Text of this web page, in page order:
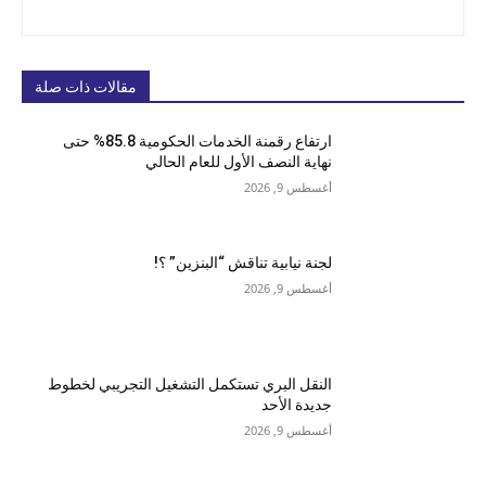
مقالات ذات صلة
ارتفاع رقمنة الخدمات الحكومية 85.8% حتى
نهاية النصف الأول للعام الحالي
أغسطس 9, 2026
لجنة نيابية تناقش “البنزين” ؟!
أغسطس 9, 2026
النقل البري تستكمل التشغيل التجريبي لخطوط
جديدة الأحد
أغسطس 9, 2026